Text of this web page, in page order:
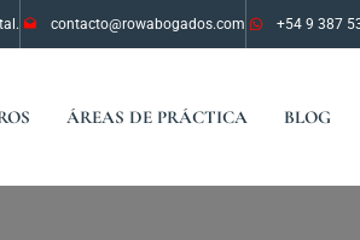
contacto@rowabogados.com +54 9 387
ÁREAS DE PRÁCTICA BLOG